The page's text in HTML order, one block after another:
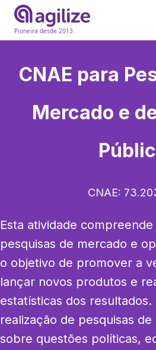
Pioneira desde 2013
CNAE para
Mercado e
CNAE:
Esta atividade
pesquisas de mercado e
o objetivo de promover a
lançar novos produtos e
estatísticas dos resultados.
realização de pesquisas
sobre questões políticas,